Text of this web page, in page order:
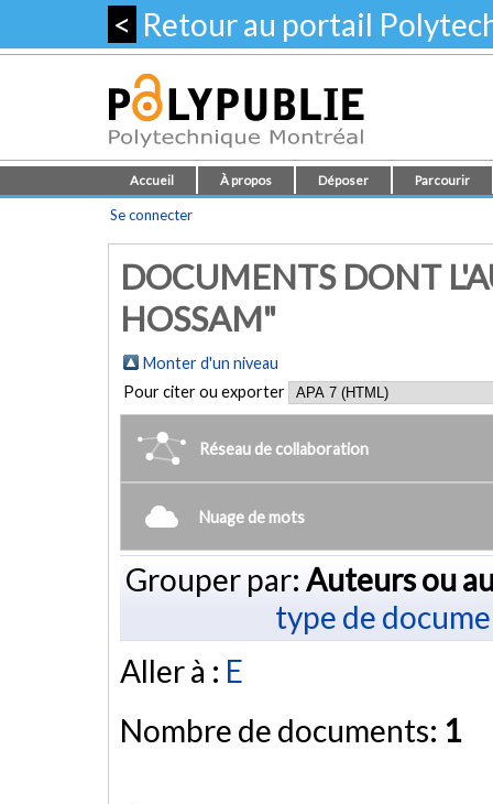
< Retour au portail
Accueil À propos Déposer Parcourir
Se connecter
DOCUMENTS DONT
HOSSAM"
Monter d'un niveau
Pour citer ou exporter
Réseau de collaboration
Nuage de mots
Grouper par: Auteurs ou
type de
Aller à : E
Nombre de documents: 1